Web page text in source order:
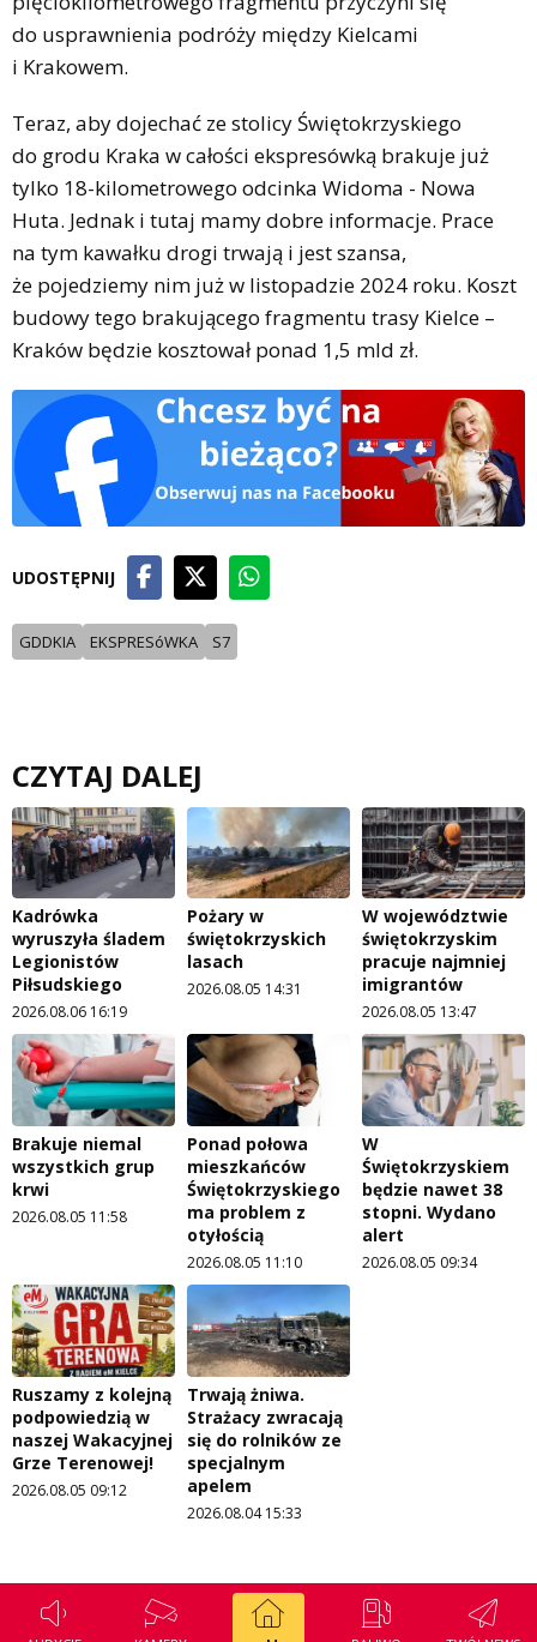
do usprawnienia podróży między Kielcami
i Krakowem.
Teraz, aby dojechać ze stolicy Świętokrzyskiego
do grodu Kraka w całości ekspresówką brakuje już
tylko 18-kilometrowego odcinka Widoma - Nowa
Huta. Jednak i tutaj mamy dobre informacje. Prace
na tym kawałku drogi trwają i jest szansa,
że pojedziemy nim już w listopadzie 2024 roku. Koszt
budowy tego brakującego fragmentu trasy Kielce –
Kraków będzie kosztował ponad 1,5 mld zł.
UDOSTĘPNIJ
GDDKIA EKSPRESóWKA S7
CZYTAJ DALEJ
Kadrówka
wyruszyła śladem
Legionistów
Piłsudskiego
2026.08.06 16:19
Pożary w
świętokrzyskich
lasach
2026.08.05 14:31
W województwie
świętokrzyskim
pracuje najmniej
imigrantów
2026.08.05 13:47
Brakuje niemal
wszystkich grup
krwi
2026.08.05 11:58
Ponad połowa
mieszkańców
Świętokrzyskiego
ma problem z
otyłością
2026.08.05 11:10
W
Świętokrzyskiem
będzie nawet 38
stopni. Wydano
alert
2026.08.05 09:34
Ruszamy z kolejną
podpowiedzią w
naszej Wakacyjnej
Grze Terenowej!
2026.08.05 09:12
Trwają żniwa.
Strażacy zwracają
się do rolników ze
specjalnym
apelem
2026.08.04 15:33